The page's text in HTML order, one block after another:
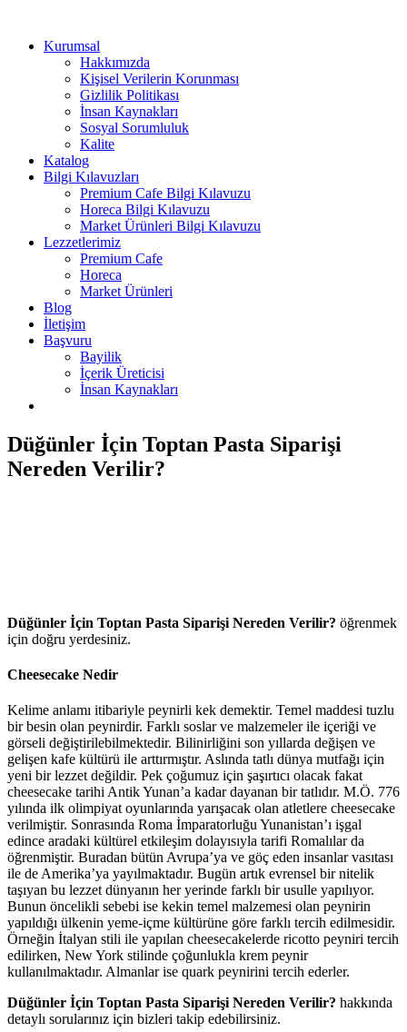
Kurumsal
Hakkımızda
Kişisel Verilerin Korunması
Gizlilik Politikası
İnsan Kaynakları
Sosyal Sorumluluk
Kalite
Katalog
Bilgi Kılavuzları
Premium Cafe Bilgi Kılavuzu
Horeca Bilgi Kılavuzu
Market Ürünleri Bilgi Kılavuzu
Lezzetlerimiz
Premium Cafe
Horeca
Market Ürünleri
Blog
İletişim
Başvuru
Bayilik
İçerik Üreticisi
İnsan Kaynakları
Düğünler İçin Toptan Pasta Siparişi
Nereden Verilir?
Düğünler İçin Toptan Pasta Siparişi Nereden Verilir? öğrenmek
için doğru yerdesiniz.
Cheesecake Nedir
Kelime anlamı itibariyle peynirli kek demektir. Temel maddesi tuzlu
bir besin olan peynirdir. Farklı soslar ve malzemeler ile içeriği ve
görseli değiştirilebilmektedir. Bilinirliğini son yıllarda değişen ve
gelişen kafe kültürü ile arttırmıştır. Aslında tatlı dünya mutfağı için
yeni bir lezzet değildir. Pek çoğumuz için şaşırtıcı olacak fakat
cheesecake tarihi Antik Yunan’a kadar dayanan bir tatlıdır. M.Ö. 776
yılında ilk olimpiyat oyunlarında yarışacak olan atletlere cheesecake
verilmiştir. Sonrasında Roma İmparatorluğu Yunanistan’ı işgal
edince aradaki kültürel etkileşim dolayısıyla tarifi Romalılar da
öğrenmiştir. Buradan bütün Avrupa’ya ve göç eden insanlar vasıtası
ile de Amerika’ya yayılmaktadır. Bugün artık evrensel bir nitelik
taşıyan bu lezzet dünyanın her yerinde farklı bir usulle yapılıyor.
Bunun öncelikli sebebi ise kekin temel malzemesi olan peynirin
yapıldığı ülkenin yeme-içme kültürüne göre farklı tercih edilmesidir.
Örneğin İtalyan stili ile yapılan cheesecakelerde ricotto peyniri tercih
edilirken, New York stilinde çoğunlukla krem peynir
kullanılmaktadır. Almanlar ise quark peynirini tercih ederler.
Düğünler İçin Toptan Pasta Siparişi Nereden Verilir? hakkında
detaylı sorularınız için bizleri takip edebilirsiniz.